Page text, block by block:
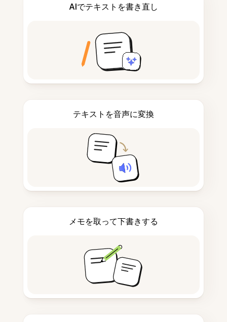
AIでテキストを書き直し
テキストを音声に変換
メモを取って下書きする